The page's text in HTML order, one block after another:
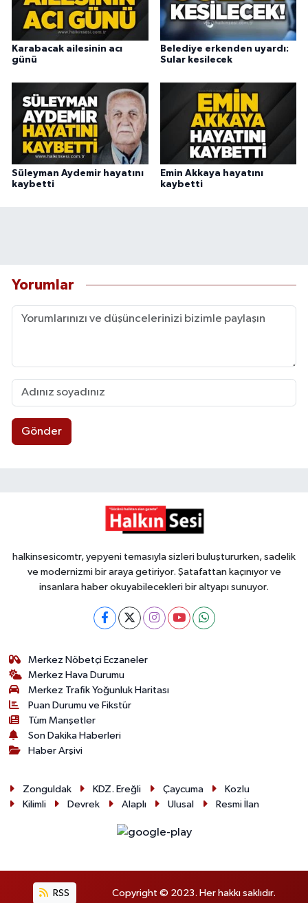
Karabacak ailesinin acı
günü
Belediye erkenden uyardı:
Sular kesilecek
Süleyman Aydemir hayatını
kaybetti
Emin Akkaya hayatını
kaybetti
Yorumlar
Gönder
halkinsesicomtr, yepyeni temasıyla sizleri buluştururken, sadelik
ve modernizmi bir araya getiriyor. Şatafattan kaçınıyor ve
insanlara haber okuyabilecekleri bir altyapı sunuyor.
Merkez Nöbetçi Eczaneler
Merkez Hava Durumu
Merkez Trafik Yoğunluk Haritası
Puan Durumu ve Fikstür
Tüm Manşetler
Son Dakika Haberleri
Haber Arşivi
Zonguldak KDZ. Ereğli Çaycuma
Kozlu
Kilimli
Devrek Alaplı Ulusal Resmi İlan
RSS Copyright © 2023. Her hakkı saklıdır.